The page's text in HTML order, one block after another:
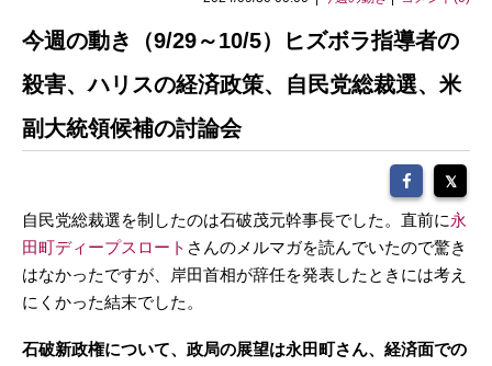
今週の動き（9/29～10/5）ヒズボラ指導者の
殺害、ハリスの経済政策、自民党総裁選、米
副大統領候補の討論会
自民党総裁選を制したのは石破茂元幹事長でした。直前に永
田町ディープスロート さんのメルマガを読んでいたので驚き
はなかったですが、岸田首相が辞任を発表したときには考え
にくかった結末でした。
石破新政権について、政局の展望は永田町さん、経済面での